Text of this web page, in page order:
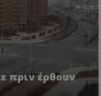
πριν έρθουν